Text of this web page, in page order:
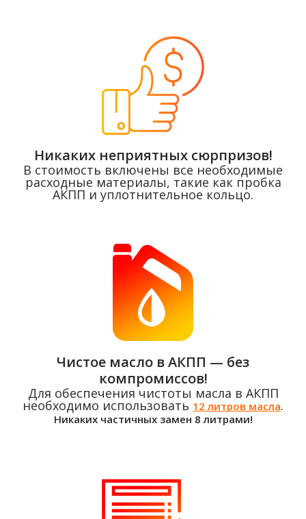
Никаких неприятных сюрпризов!
В стоимость включены все необходимые
расходные материалы, такие как пробка
АКПП и уплотнительное кольцо.
Чистое масло в АКПП — без
компромиссов!
Для обеспечения чистоты масла в АКПП
необходимо использовать 12 литров масла.
Никаких частичных замен 8 литрами!